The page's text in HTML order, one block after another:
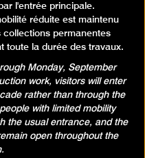
l'entrée principale.
réduite est maintenu
collections permanentes
toute la durée des travaux.
Monday, September
work, visitors will enter
rather than through the
with limited mobility
the usual entrance, and the
open throughout the